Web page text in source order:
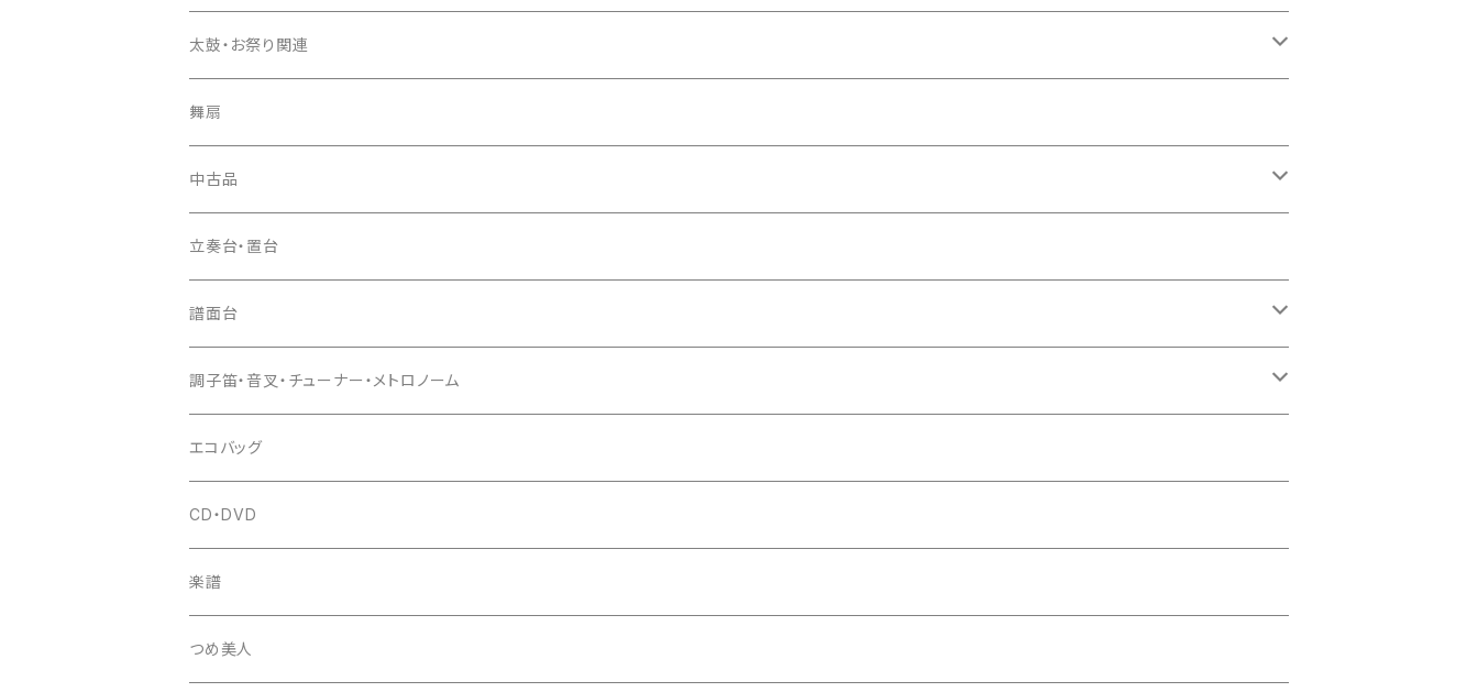
口前袋・尾布
爪・爪輪
爪入
爪駒入
猫足入
爪ばさみ
箏柱
柱入
平柱入
三角柱入
琴台
13絃用琴台（低）
桐柱箱
長トランク・三ツ折トランク
ソフトケース
雨用カバー
長袋・三ツ組袋・胴袋
胴掛
根緒
糸
(丸三) 寿糸
はつね糸
駒
地唄駒
長唄駒
糸駒入
爪駒入
撥入
一丁撥入
撥
尺八袋
歌口キャップ
つゆ切り
篠笛（本体）
お祭り用６穴
お祭り用７穴
篠笛袋
太鼓・お祭り関連
太鼓（本体）
太鼓撥
手拍子（チャンチャン）
当り鉦
シュモク（当り鉦バチ）
舞扇
中古品
箏（本体）
三味線（本体）
立奏台・置台
譜面台
座奏用譜面台
立奏用譜面台
調子笛・音叉・チューナー・メトロノーム
調子笛・音叉
チューナー・メトロノーム
エコバッグ
CD・DVD
楽譜
つめ美人